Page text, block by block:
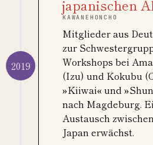
japanischen
KAWANEHONCHO
Mitglieder aus
zur
Workshops bei
(Izu) und Kokubu
»Kiiwai« und
nach Magdeburg.
Austausch
Japan erwächst.
2019